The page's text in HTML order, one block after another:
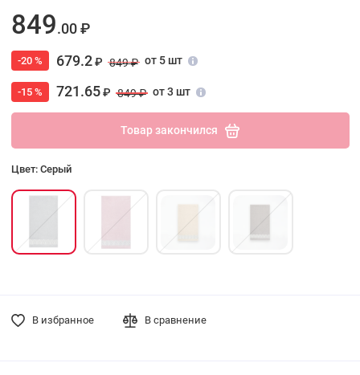
849.00 ₽
-20 % 679.2₽ 849 ₽ от 5 шт
-15 % 721.65₽ 849 ₽ от 3 шт
Товар закончился
Цвет: Серый
В избранное В сравнение